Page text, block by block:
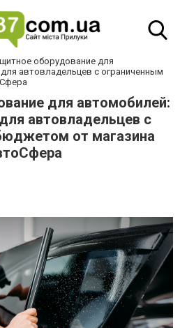
оборудование для
автовладельцев с ограниченным
для автомобилей:
автовладельцев с
от магазина